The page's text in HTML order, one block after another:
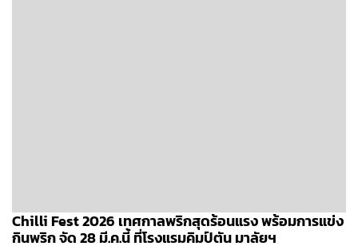
Chilli Fest 2026 เทศกาลพริกสุดร้อนแรง พร้อมการแข่ง
กินพริก จัด 28 มี.ค.นี้ ที่โรงแรมคิมป์ตัน มาลัยฯ